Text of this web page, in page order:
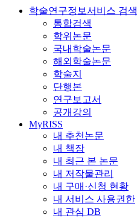
학술연구정보서비스 검색
통합검색
학위논문
국내학술논문
해외학술논문
학술지
단행본
연구보고서
공개강의
MyRISS
내 추천논문
내 책장
내 최근 본 논문
내 저작물관리
내 구매·신청 현황
내 서비스 사용권한
내 관심 DB